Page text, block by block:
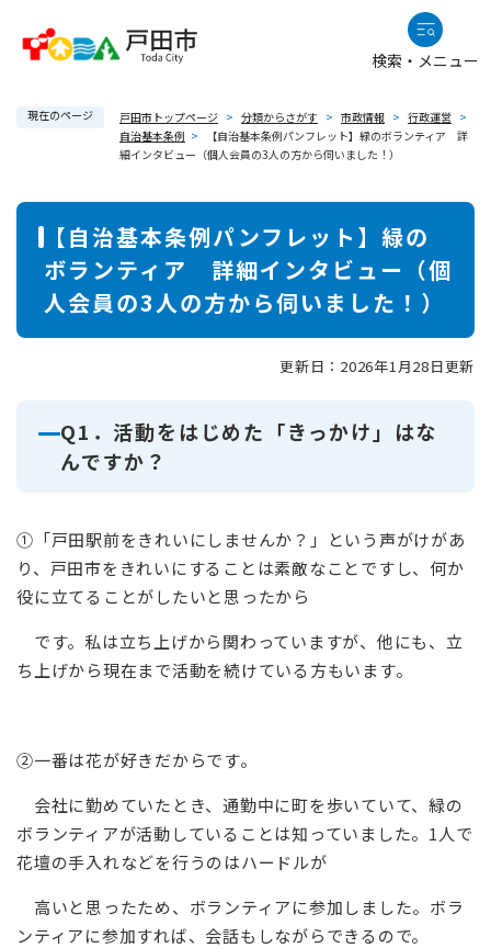
検索・メニュー
現在のページ 戸田市トップページ > 分類からさがす > 市政情報 > 行政運営 >
自治基本条例 >
【自治基本条例パンフレット】緑のボランティア 詳
細インタビュー（個人会員の3人の方から伺いました！）
本
【自治基本条例パンフレット】緑の
ボランティア 詳細インタビュー（個
人会員の3人の方から伺いました！）
更新日：2026年1月28日更新
Q1．活動をはじめた「きっかけ」はな
んですか？
①「戸田駅前をきれいにしませんか？」という声がけがあ
り、戸田市をきれいにすることは素敵なことですし、何か
役に立てることがしたいと思ったから
です。私は立ち上げから関わっていますが、他にも、立
ち上げから現在まで活動を続けている方もいます。
②一番は花が好きだからです。
会社に勤めていたとき、通勤中に町を歩いていて、緑の
ボランティアが活動していることは知っていました。1人で
花壇の手入れなどを行うのはハードルが
高いと思ったため、ボランティアに参加しました。ボラ
ンティアに参加すれば、会話もしながらできるので。